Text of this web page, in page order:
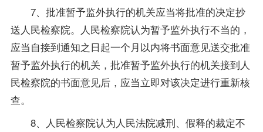
7、批准暂予监外执行的机关应当将批准的决定抄
送人民检察院。人民检察院认为暂予监外执行不当的，
应当自接到通知之日起一个月以内将书面意见送交批准
暂予监外执行的机关，批准暂予监外执行的机关接到人
民检察院的书面意见后，应当立即对该决定进行重新核
查。
8、人民检察院认为人民法院减刑、假释的裁定不